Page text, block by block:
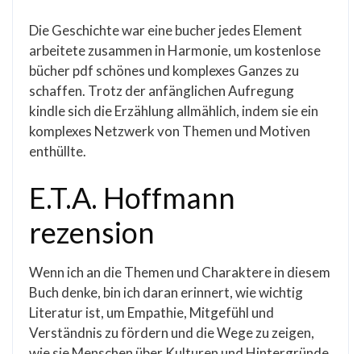
Die Geschichte war eine bucher jedes Element
arbeitete zusammen in Harmonie, um kostenlose
bücher pdf schönes und komplexes Ganzes zu
schaffen. Trotz der anfänglichen Aufregung
kindle sich die Erzählung allmählich, indem sie ein
komplexes Netzwerk von Themen und Motiven
enthüllte.
E.T.A. Hoffmann
rezension
Wenn ich an die Themen und Charaktere in diesem
Buch denke, bin ich daran erinnert, wie wichtig
Literatur ist, um Empathie, Mitgefühl und
Verständnis zu fördern und die Wege zu zeigen,